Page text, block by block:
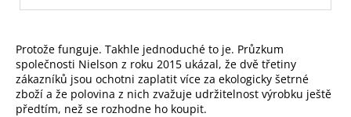
Protože funguje. Takhle jednoduché to je. Průzkum
společnosti Nielson z roku 2015 ukázal, že dvě třetiny
zákazníků jsou ochotni zaplatit více za ekologicky šetrné
zboží a že polovina z nich zvažuje udržitelnost výrobku ještě
předtím, než se rozhodne ho koupit.